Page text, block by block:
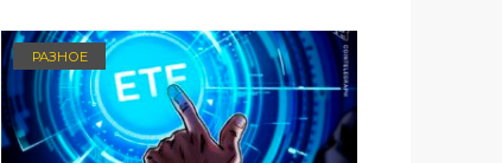
РАЗНОЕ